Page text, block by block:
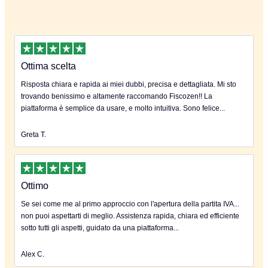
Ottima scelta
Risposta chiara e rapida ai miei dubbi, precisa e dettagliata. Mi sto
trovando benissimo e altamente raccomando Fiscozen!! La
piattaforma è semplice da usare, e molto intuitiva. Sono felice...
Greta T.
Ottimo
Se sei come me al primo approccio con l'apertura della partita IVA...
non puoi aspettarti di meglio. Assistenza rapida, chiara ed efficiente
sotto tutti gli aspetti, guidato da una piattaforma...
Alex C.